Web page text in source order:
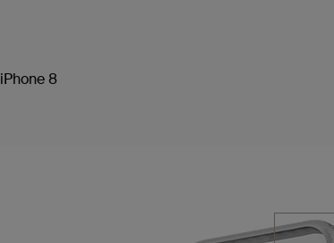
iPhone 8